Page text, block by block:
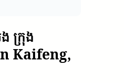
ក្រុង
Kaifeng,